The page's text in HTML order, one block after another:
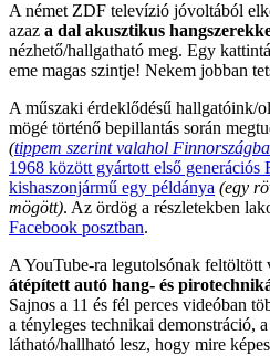
A német ZDF televízió jóvoltából
azaz a dal akusztikus
nézhető/hallgatható meg. Egy
eme magas szintje! Nekem jobban
A műszaki érdeklődésű hallgatóink/
mögé történő bepillantás során
(tippem szerint valahol
1968 között gyártott első
kishaszonjármű egy példánya (egy
mögött). Az ördög a részletekben
Facebook posztban.
A YouTube-ra legutolsónak feltöltött
átépített autó hang- és
Sajnos a 11 és fél perces videóban
a tényleges technikai demonstráció,
látható/hallható lesz, hogy mire